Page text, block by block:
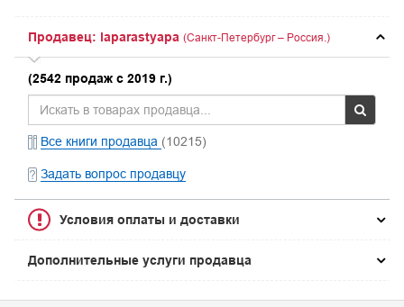
Продавец: laparastyapa (Санкт-Петербург – Россия.)
(2542 продаж с 2019 г.)
Все книги продавца (10215)
Задать вопрос продавцу
Условия оплаты и доставки
Дополнительные услуги продавца